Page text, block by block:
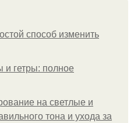
способ изменить
и гетры: полное
на светлые и
тона и ухода за